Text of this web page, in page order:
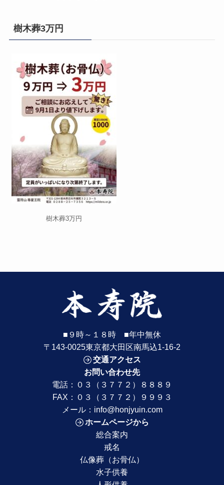
樹木葬3万円
樹木葬3万円
■９時～１８時 ■年中無休
〒143-0025東京都大田区南馬込1-16-2
交通アクセス
お問い合わせ先
電話： ０３（３７７２）８８８９
FAX：０３（３７７２）９９９３
メール： info@honjyuin.com
ホームページから
総合案内
戒名
仏像葬（お骨仏）
水子供養